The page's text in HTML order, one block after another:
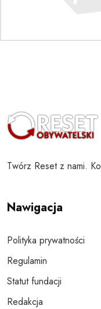
Twórz Reset z nami.
Nawigacja
Polityka prywatności
Regulamin
Statut fundacji
Redakcja